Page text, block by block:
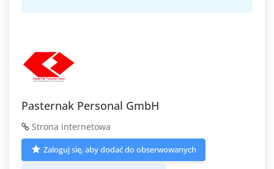
Pasternak Personal GmbH
Strona internetowa
Zaloguj się, aby dodać do obserwowanych